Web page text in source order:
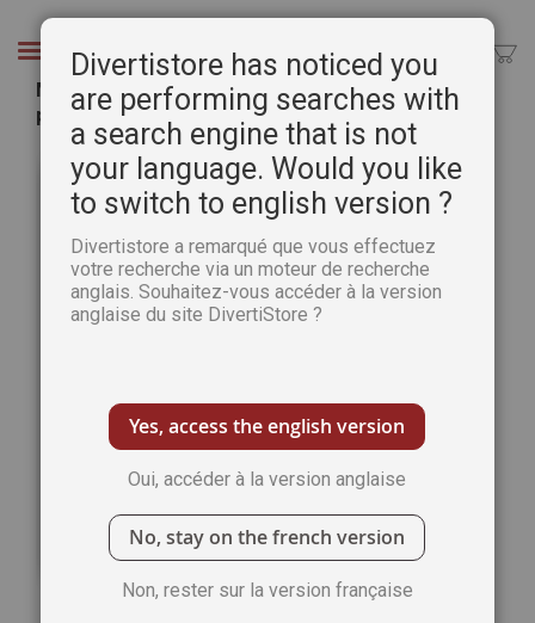
Chercher
Montagnes et Landes - Techniques et astuces
pour l’aquarelle
galerie
d’images
Divertistore has noticed you
are performing searches with
a search engine that is not
your language. Would you like
to switch to english version ?
Divertistore a remarqué que vous effectuez
votre recherche via un moteur de recherche
anglais. Souhaitez-vous accéder à la version
anglaise du site DivertiStore ?
Yes, access the english version
Oui, accéder à la version anglaise
No, stay on the french version
Non, rester sur la version française